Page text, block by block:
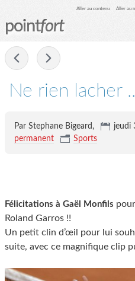
Aller au contenu Aller au
pointfort
Ne rien lacher
Par Stephane Bigeard, jeudi
permanent
Sports
Félicitations à Gaël Monfils
Roland Garros !!
Un petit clin d’œil pour lui
suite, avec ce magnifique clip